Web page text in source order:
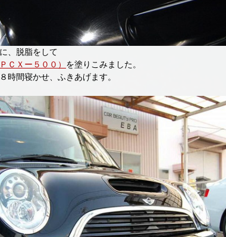
、脱脂をして
ＰＣＸー５００） を塗りこみました。
時間寝かせ、ふきあげます。